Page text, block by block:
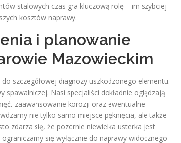
stalowych czas gra kluczową rolę – im szybciej
kosztów naprawy.
i planowanie
Mazowieckim
szczegółowej diagnozy uszkodzonego elementu.
Nasi specjaliści dokładnie oględzają
zaawansowanie korozji oraz ewentualne
nie tylko samo miejsce pęknięcia, ale także
zdarza się, że pozornie niewielka usterka jest
się wyłącznie do naprawy widocznego